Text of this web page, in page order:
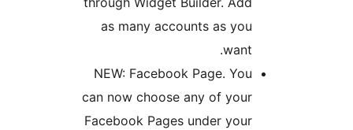
as many accounts as
NEW: Facebook Page.
can now choose any of
Facebook Pages under